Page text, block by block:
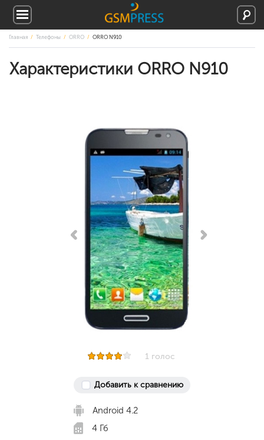
Главная Телефоны ORRO ORRO N910
Характеристики ORRO N910
1 голос
Добавить к сравнению
Android 4.2
4 Гб